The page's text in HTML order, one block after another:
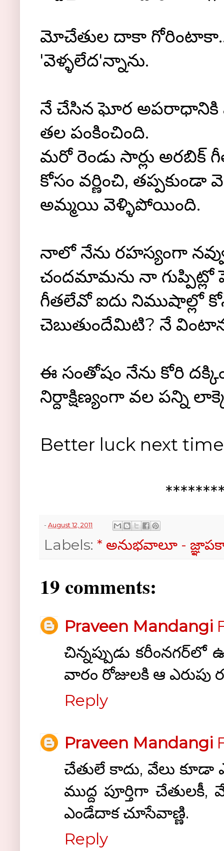
మోచేతుల దాకా
'వెళ్ళలేద'న్నాను.
నే చేసిన ఘోర అపరాధానికి
తల పంకించింది.
మరో రెండు సార్లు అరబిక్
కోసం వర్ణించి,
అమ్మయి వెళ్ళిపోయింది.
నాలో నేను రహస్యంగా
చందమామను నా గుప్పిట్లో
గీతలేవో ఐదు నిముషాల్లో
చెబుతుందేమిటి? నే
ఈ సంతోషం నేను కోరి
నిర్దాక్షిణ్యంగా వల పన్ని
Better luck next
- August 12, 2011
Labels: * అనుభవాలూ -
19 comments:
Praveen Mandangi
చిన్నప్పుడు కరీంనగర్‌లో
వారం రోజులకి ఆ ఎరుపు
Reply
Praveen Mandangi
చేతులే కాదు, వేలు కూడా
ముద్ద పూర్తిగా చేతులకీ,
ఎండేదాక చూసేవాణ్ణి.
Reply